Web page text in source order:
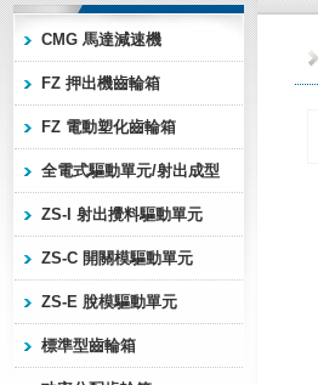
CMG 馬達減速機
FZ 押出機齒輪箱
FZ 電動塑化齒輪箱
全電式驅動單元/射出成型
ZS-I 射出攪料驅動單元
ZS-C 開關模驅動單元
ZS-E 脫模驅動單元
標準型齒輪箱